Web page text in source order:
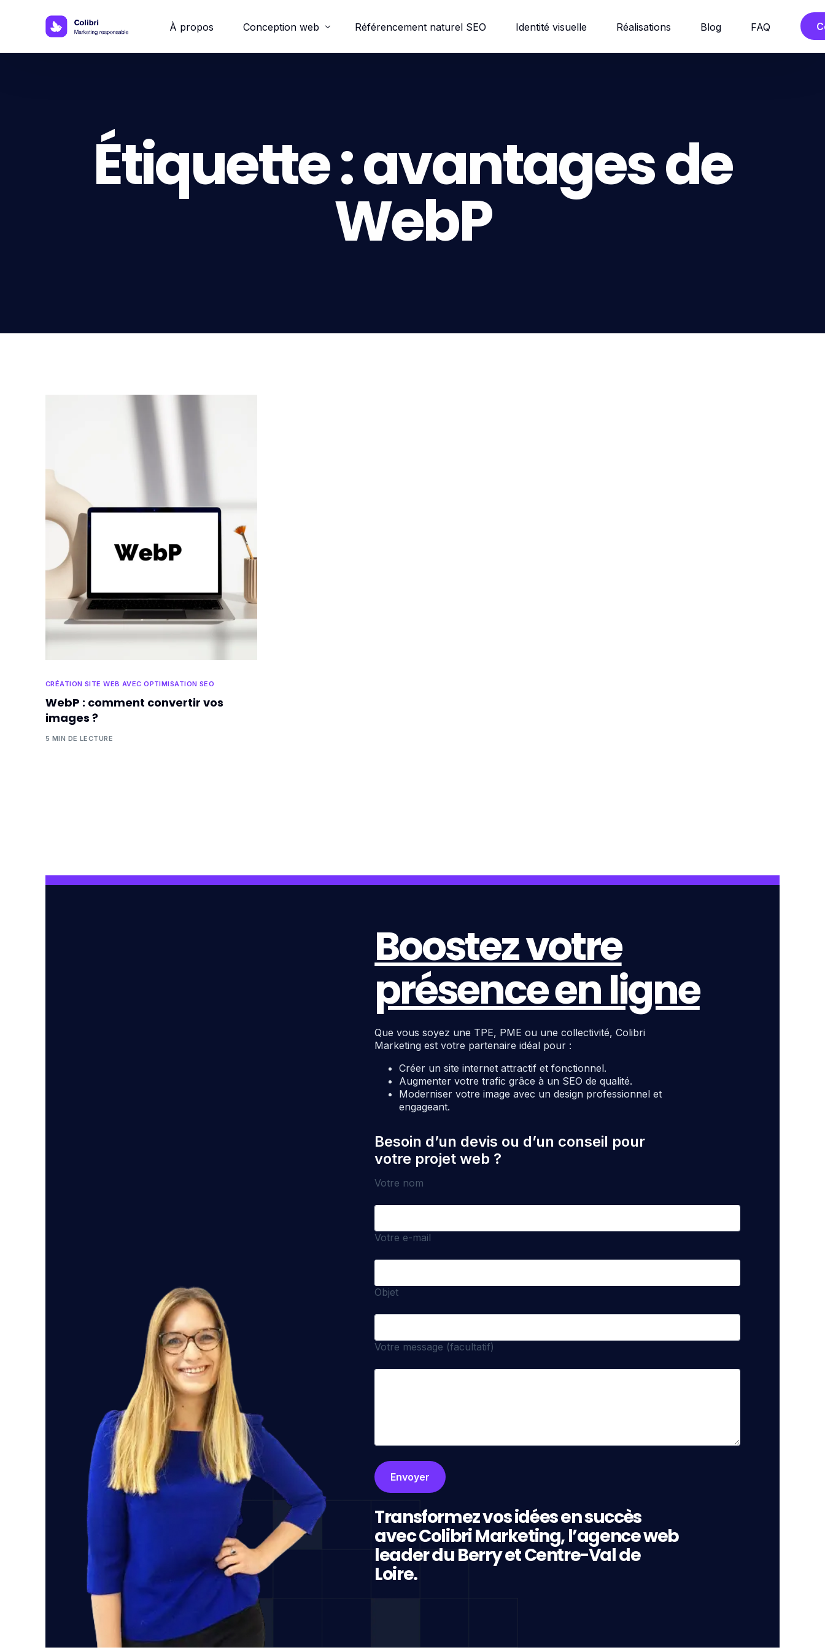
À propos Conception web Référencement naturel SEO Identité visuelle Réalisations Blog FAQ
Étiquette :avantages de
WebP
CRÉATION SITE WEB AVEC OPTIMISATION SEO
WebP : comment convertir vos
images ?
5 MIN DE LECTURE
Boostez votre
présence en ligne
Que vous soyez une TPE, PME ou une collectivité, Colibri
Marketing est votre partenaire idéal pour :
Créer un site internet attractif et fonctionnel.
Augmenter votre trafic grâce à un SEO de qualité.
Moderniser votre image avec un design professionnel et
engageant.
Besoin d’un devis ou d’un conseil pour
votre projet web ?
Votre nom
Votre e-mail
Objet
Votre message (facultatif)
Transformez vos idées en succès
avec Colibri Marketing, l’agence web
leader du Berry et Centre-Val de
Loire.